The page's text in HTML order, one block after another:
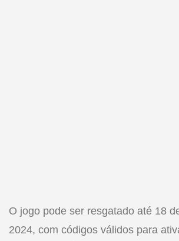
O jogo pode ser resgatado até 18
2024, com códigos válidos para